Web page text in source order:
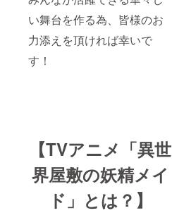
い舞台を作る為、皆様のお
力添えを頂ければ幸いで
す！
【TVアニメ「異世
界屋敷の妖精メイ
ド」とは？】